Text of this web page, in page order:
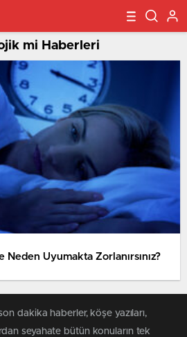
mi Haberleri
Neden Uyumakta Zorlanırsınız?
dakika haberler, köşe yazıları,
seyahate bütün konuların tek